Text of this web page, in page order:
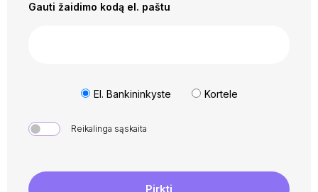
Gauti žaidimo kodą el. paštu
El. Bankininkyste Kortele
Reikalinga sąskaita
Pirkti